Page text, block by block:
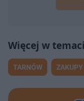
TARNÓW ZAKUPY